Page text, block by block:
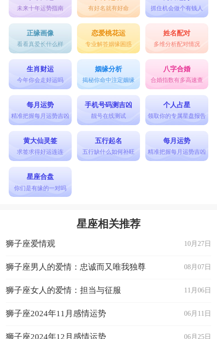
未来十年运势指南 有好名就有好命 抓住机会做个有钱人
正缘画像
看看真爱长什么样
恋爱桃花运
专业解答姻缘困惑
姓名配对
多维分析配对情况
生肖财运
今年你会走好运吗
姻缘分析
揭秘你命中注定姻缘
八字合婚
合婚指数有多高速查
每月运势
精准把握每月运势吉凶
手机号码测吉凶
靓号在线测试
个人占星
领取你的专属星盘报告
黄大仙灵签
求签求得好运连连
五行起名
五行缺什么如何补旺
每月运势
精准把握每月运势吉凶
星座合盘
你们是有缘的一对吗
星座相关推荐
10月27日
狮子座爱情观
08月07日
狮子座男人的爱情：忠诚而又唯我独尊
11月06日
狮子座女人的爱情：担当与征服
06月11日
狮子座2024年11月感情运势
06月25日
狮子座2024年12月感情运势